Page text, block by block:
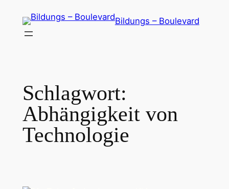
Inhalt
springen
Bildungs – Boulevard
Schlagwort:
Abhängigkeit von
Technologie